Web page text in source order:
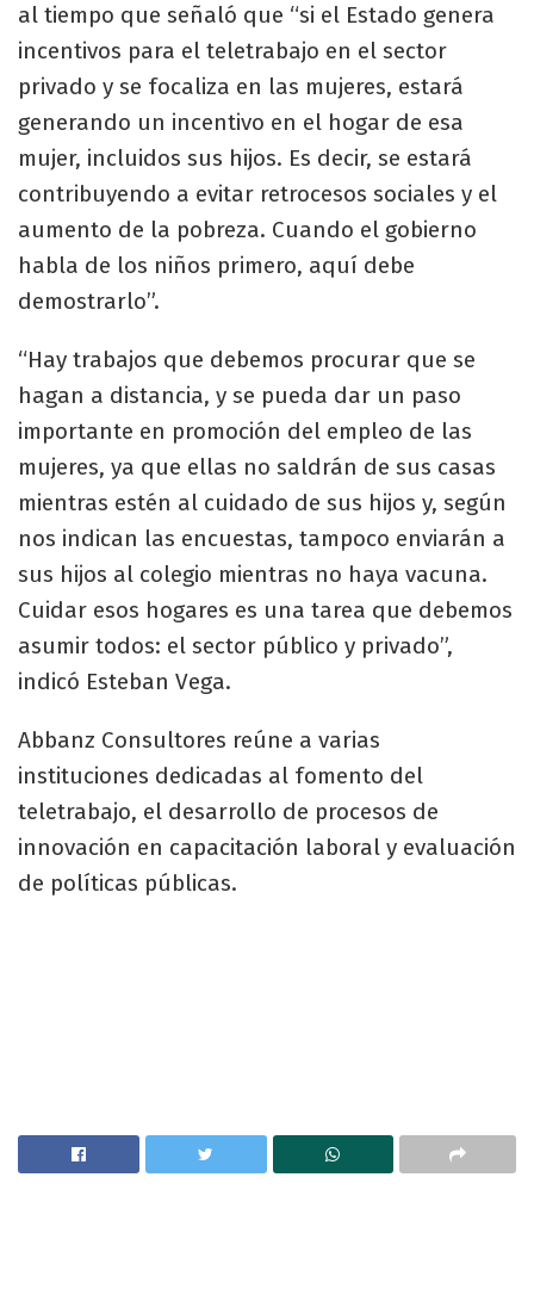
al tiempo que señaló que “si el Estado genera
incentivos para el teletrabajo en el sector
privado y se focaliza en las mujeres, estará
generando un incentivo en el hogar de esa
mujer, incluidos sus hijos. Es decir, se estará
contribuyendo a evitar retrocesos sociales y el
aumento de la pobreza. Cuando el gobierno
habla de los niños primero, aquí debe
demostrarlo”.
“Hay trabajos que debemos procurar que se
hagan a distancia, y se pueda dar un paso
importante en promoción del empleo de las
mujeres, ya que ellas no saldrán de sus casas
mientras estén al cuidado de sus hijos y, según
nos indican las encuestas, tampoco enviarán a
sus hijos al colegio mientras no haya vacuna.
Cuidar esos hogares es una tarea que debemos
asumir todos: el sector público y privado”,
indicó Esteban Vega.
Abbanz Consultores reúne a varias
instituciones dedicadas al fomento del
teletrabajo, el desarrollo de procesos de
innovación en capacitación laboral y evaluación
de políticas públicas.